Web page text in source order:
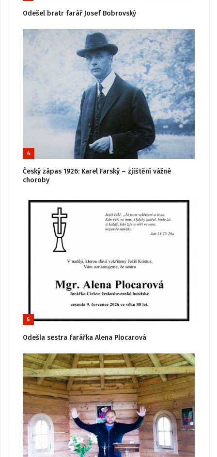
Odešel bratr farář Josef Bobrovský
4
Český zápas 1926: Karel Farský – zjištění vážné
choroby
5
Odešla sestra farářka Alena Plocarová